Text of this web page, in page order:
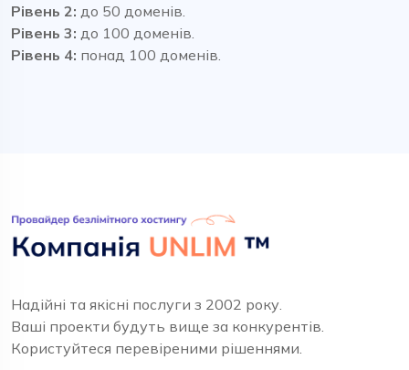
Рівень 2: до 50 доменів.
Рівень 3: до 100 доменів.
Рівень 4: понад 100 доменів.
Надійні та якісні послуги з 2002 року.
Ваші проекти будуть вище за конкурентів.
Користуйтеся перевіреними рішеннями.